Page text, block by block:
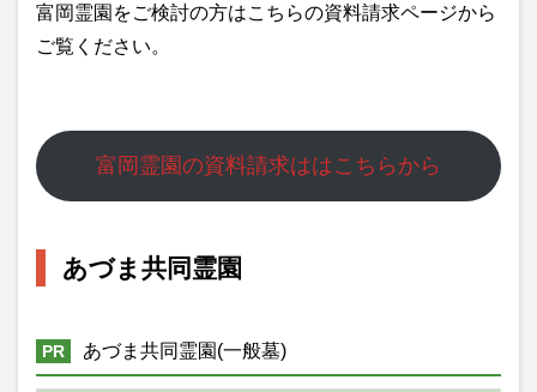
富岡霊園をご検討の方はこちらの資料請求ページから
ご覧ください。
富岡霊園の資料請求ははこちらから
あづま共同霊園
PR あづま共同霊園(一般墓)